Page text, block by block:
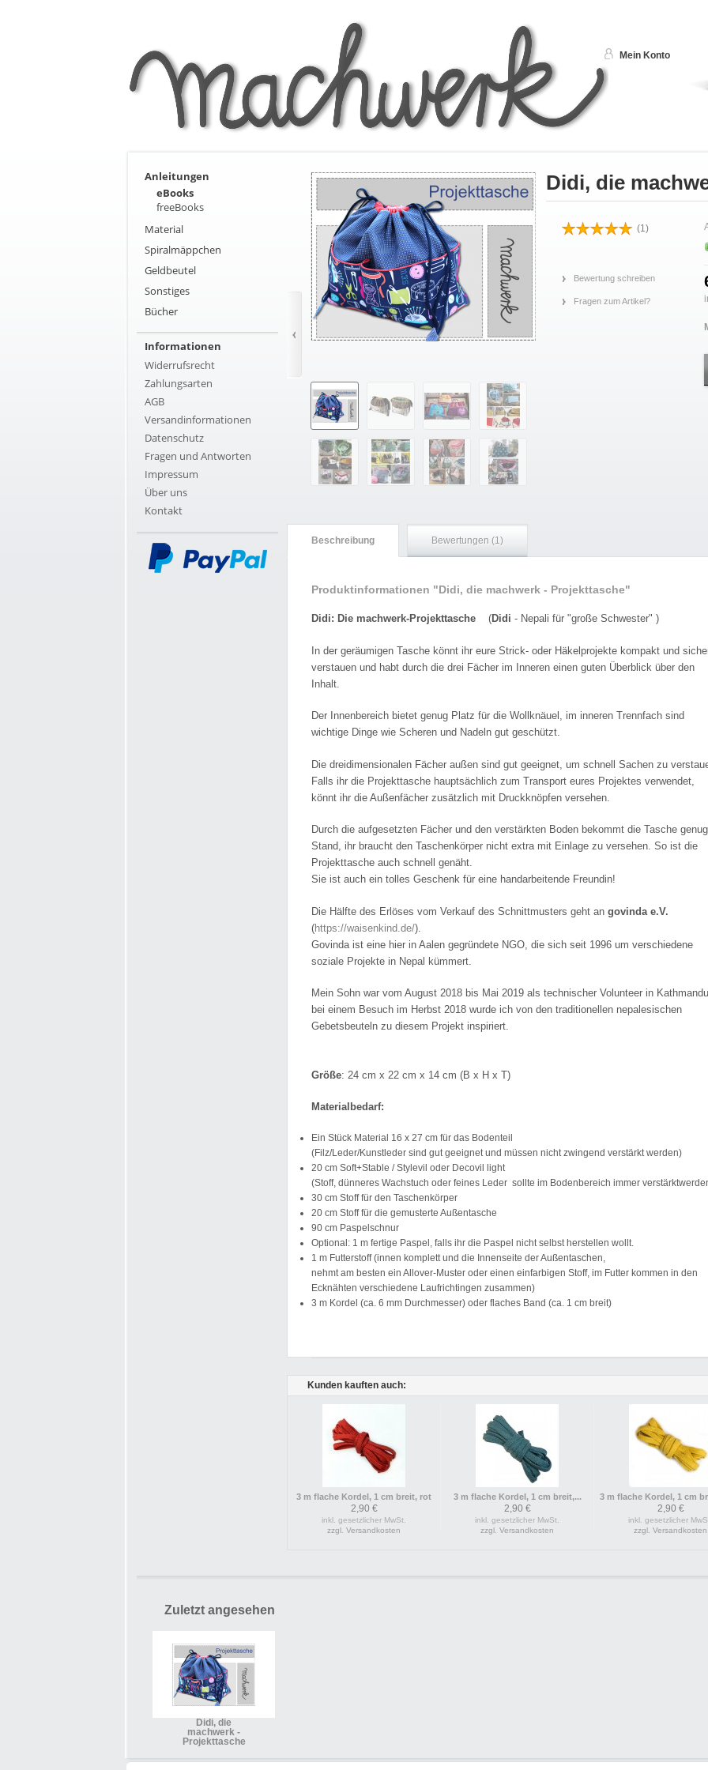
Mein Konto
Anleitungen
eBooks
freeBooks
Material
Spiralmäppchen
Geldbeutel
Sonstiges
Bücher
Informationen
Widerrufsrecht
Zahlungsarten
AGB
Versandinformationen
Datenschutz
Fragen und Antworten
Impressum
Über uns
Kontakt
Didi, die
(1)
Bewertung schreiben
Fragen zum Artikel?
Beschreibung Bewertungen (1)
Produktinformationen "Didi, die machwerk - Projekttasche"
Didi: Die machwerk-Projekttasche (Didi - Nepali für "große Schwester" )
In der geräumigen Tasche könnt ihr eure Strick- oder Häkelprojekte kompakt und
verstauen und habt durch die drei Fächer im Inneren einen guten Überblick über den
Inhalt.
Der Innenbereich bietet genug Platz für die Wollknäuel, im inneren Trennfach sind
wichtige Dinge wie Scheren und Nadeln gut geschützt.
Die dreidimensionalen Fächer außen sind gut geeignet, um schnell Sachen zu
Falls ihr die Projekttasche hauptsächlich zum Transport eures Projektes verwendet,
könnt ihr die Außenfächer zusätzlich mit Druckknöpfen versehen.
Durch die aufgesetzten Fächer und den verstärkten Boden bekommt die Tasche genug
Stand, ihr braucht den Taschenkörper nicht extra mit Einlage zu versehen. So ist die
Projekttasche auch schnell genäht.
Sie ist auch ein tolles Geschenk für eine handarbeitende Freundin!
Die Hälfte des Erlöses vom Verkauf des Schnittmusters geht an govinda e.V.
(https://waisenkind.de/).
Govinda ist eine hier in Aalen gegründete NGO, die sich seit 1996 um verschiedene
soziale Projekte in Nepal kümmert.
Mein Sohn war vom August 2018 bis Mai 2019 als technischer Volunteer in
bei einem Besuch im Herbst 2018 wurde ich von den traditionellen nepalesischen
Gebetsbeuteln zu diesem Projekt inspiriert.
Größe: 24 cm x 22 cm x 14 cm (B x H x T)
Materialbedarf:
Ein Stück Material 16 x 27 cm für das Bodenteil
(Filz/Leder/Kunstleder sind gut geeignet und müssen nicht zwingend verstärkt werden)
20 cm Soft+Stable / Stylevil oder Decovil light
(Stoff, dünneres Wachstuch oder feines Leder sollte im Bodenbereich immer
30 cm Stoff für den Taschenkörper
20 cm Stoff für die gemusterte Außentasche
90 cm Paspelschnur
Optional: 1 m fertige Paspel, falls ihr die Paspel nicht selbst herstellen wollt.
1 m Futterstoff (innen komplett und die Innenseite der Außentaschen,
nehmt am besten ein Allover-Muster oder einen einfarbigen Stoff, im Futter kommen in den
Ecknähten verschiedene Laufrichtingen zusammen)
3 m Kordel (ca. 6 mm Durchmesser) oder flaches Band (ca. 1 cm breit)
Kunden kauften auch:
3 m flache Kordel, 1 cm breit, rot
2,90 €
inkl. gesetzlicher MwSt.
zzgl. Versandkosten
3 m flache Kordel, 1 cm breit,...
2,90 €
inkl. gesetzlicher MwSt.
zzgl. Versandkosten
3 m flache Kordel, 1 cm
2,90 €
inkl. gesetzlicher
zzgl. Versandkosten
Zuletzt angesehen
Didi, die
machwerk -
Projekttasche